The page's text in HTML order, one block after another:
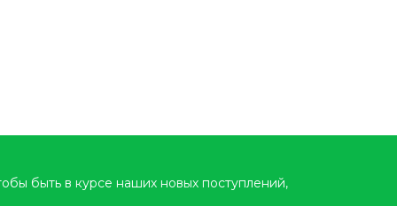
быть в курсе наших новых поступлений,